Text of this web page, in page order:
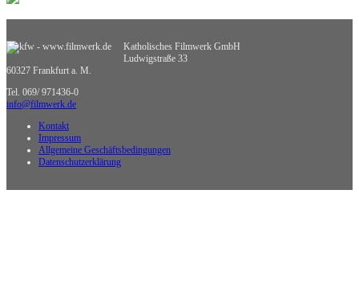
Verkehrserziehung
Wirtschaftskunde
Sachgebietsübergreifende Medien
Katholisches Filmwerk GmbH
Ludwigstraße 33
60327 Frankfurt a. M.
Tel. 069/ 971436-0
info@filmwerk.de
Kontakt
Impressum
Allgemeine Geschäftsbedingungen
Datenschutzerklärung